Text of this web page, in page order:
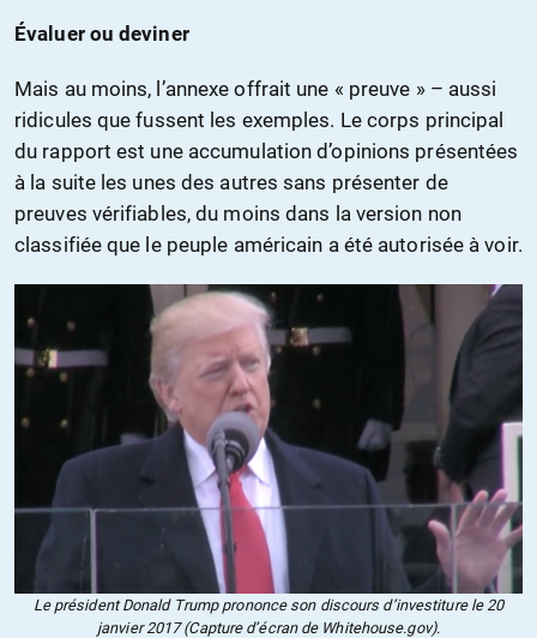
Évaluer ou deviner
Mais au moins, l’annexe offrait une « preuve » – aussi
ridicules que fussent les exemples. Le corps principal
du rapport est une accumulation d’opinions présentées
à la suite les unes des autres sans présenter de
preuves vérifiables, du moins dans la version non
classifiée que le peuple américain a été autorisée à voir.
Le président Donald Trump prononce son discours d’investiture le 20
janvier 2017 (Capture d’écran de Whitehouse.gov).